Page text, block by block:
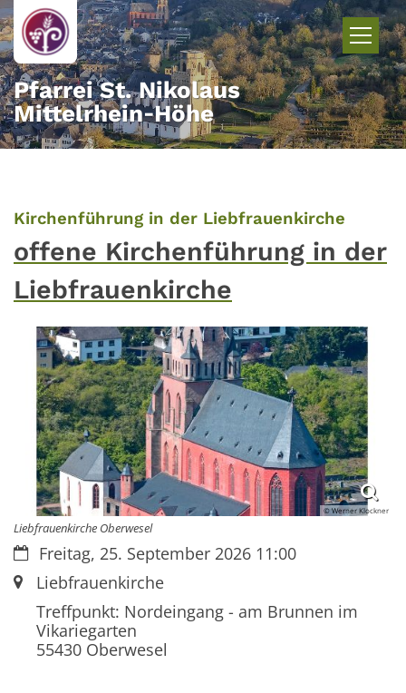
Zum Inhalt springen
Pfarrei St. Nikolaus
Mittelrhein‑Höhe
Kirchenführung in der Liebfrauenkirche
offene Kirchenführung in der
Liebfrauenkirche
© Werner Klockner
Liebfrauenkirche Oberwesel
Datum:Freitag, 25. September 2026 11:00
Ort:Liebfrauenkirche
Treffpunkt: Nordeingang - am Brunnen im
Vikariegarten
55430Oberwesel